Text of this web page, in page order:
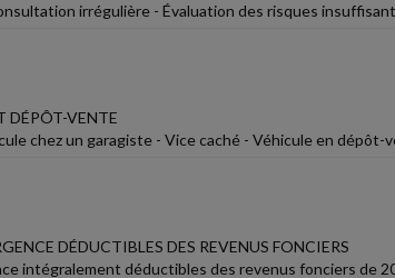
irrégulière - Évaluation des risques
DÉPÔT-VENTE
chez un garagiste - Vice caché - Véhicule en dépôt-
DÉDUCTIBLES DES REVENUS FONCIERS
intégralement déductibles des revenus fonciers de